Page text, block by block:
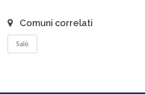
Comuni correlati
Salò